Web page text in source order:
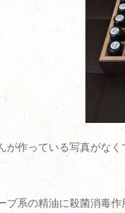
が作っている写真がな
ブ系の精油に殺菌消毒